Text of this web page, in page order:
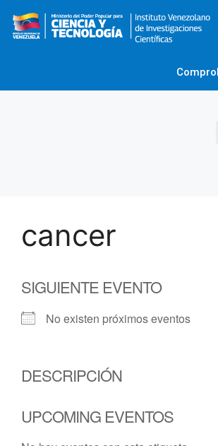
cancer
SIGUIENTE EVENTO
No existen próximos eventos
DESCRIPCIÓN
UPCOMING EVENTOS